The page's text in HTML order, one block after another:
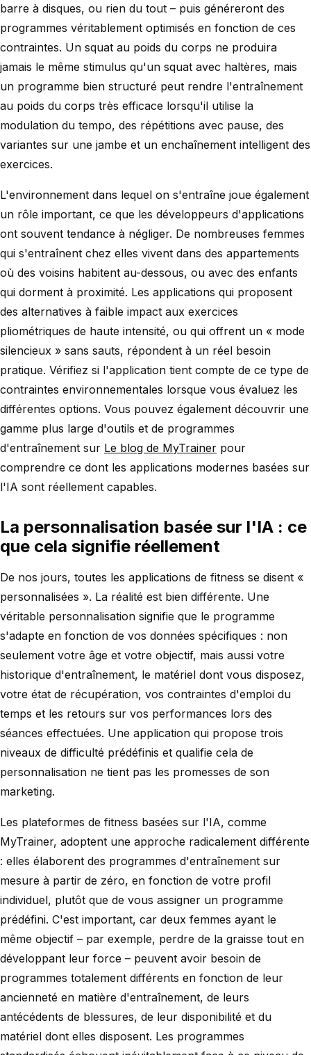
barre à disques, ou rien du tout – puis généreront des
programmes véritablement optimisés en fonction de ces
contraintes. Un squat au poids du corps ne produira
jamais le même stimulus qu'un squat avec haltères, mais
un programme bien structuré peut rendre l'entraînement
au poids du corps très efficace lorsqu'il utilise la
modulation du tempo, des répétitions avec pause, des
variantes sur une jambe et un enchaînement intelligent des
exercices.
L'environnement dans lequel on s'entraîne joue également
un rôle important, ce que les développeurs d'applications
ont souvent tendance à négliger. De nombreuses femmes
qui s'entraînent chez elles vivent dans des appartements
où des voisins habitent au-dessous, ou avec des enfants
qui dorment à proximité. Les applications qui proposent
des alternatives à faible impact aux exercices
pliométriques de haute intensité, ou qui offrent un « mode
silencieux » sans sauts, répondent à un réel besoin
pratique. Vérifiez si l'application tient compte de ce type de
contraintes environnementales lorsque vous évaluez les
différentes options. Vous pouvez également découvrir une
gamme plus large d'outils et de programmes
d'entraînement sur Le blog de MyTrainer pour
comprendre ce dont les applications modernes basées sur
l'IA sont réellement capables.
La personnalisation basée sur l'IA : ce
que cela signifie réellement
De nos jours, toutes les applications de fitness se disent «
personnalisées ». La réalité est bien différente. Une
véritable personnalisation signifie que le programme
s'adapte en fonction de vos données spécifiques : non
seulement votre âge et votre objectif, mais aussi votre
historique d'entraînement, le matériel dont vous disposez,
votre état de récupération, vos contraintes d'emploi du
temps et les retours sur vos performances lors des
séances effectuées. Une application qui propose trois
niveaux de difficulté prédéfinis et qualifie cela de
personnalisation ne tient pas les promesses de son
marketing.
Les plateformes de fitness basées sur l'IA, comme
MyTrainer, adoptent une approche radicalement différente
: elles élaborent des programmes d'entraînement sur
mesure à partir de zéro, en fonction de votre profil
individuel, plutôt que de vous assigner un programme
prédéfini. C'est important, car deux femmes ayant le
même objectif – par exemple, perdre de la graisse tout en
développant leur force – peuvent avoir besoin de
programmes totalement différents en fonction de leur
ancienneté en matière d'entraînement, de leurs
antécédents de blessures, de leur disponibilité et du
matériel dont elles disposent. Les programmes